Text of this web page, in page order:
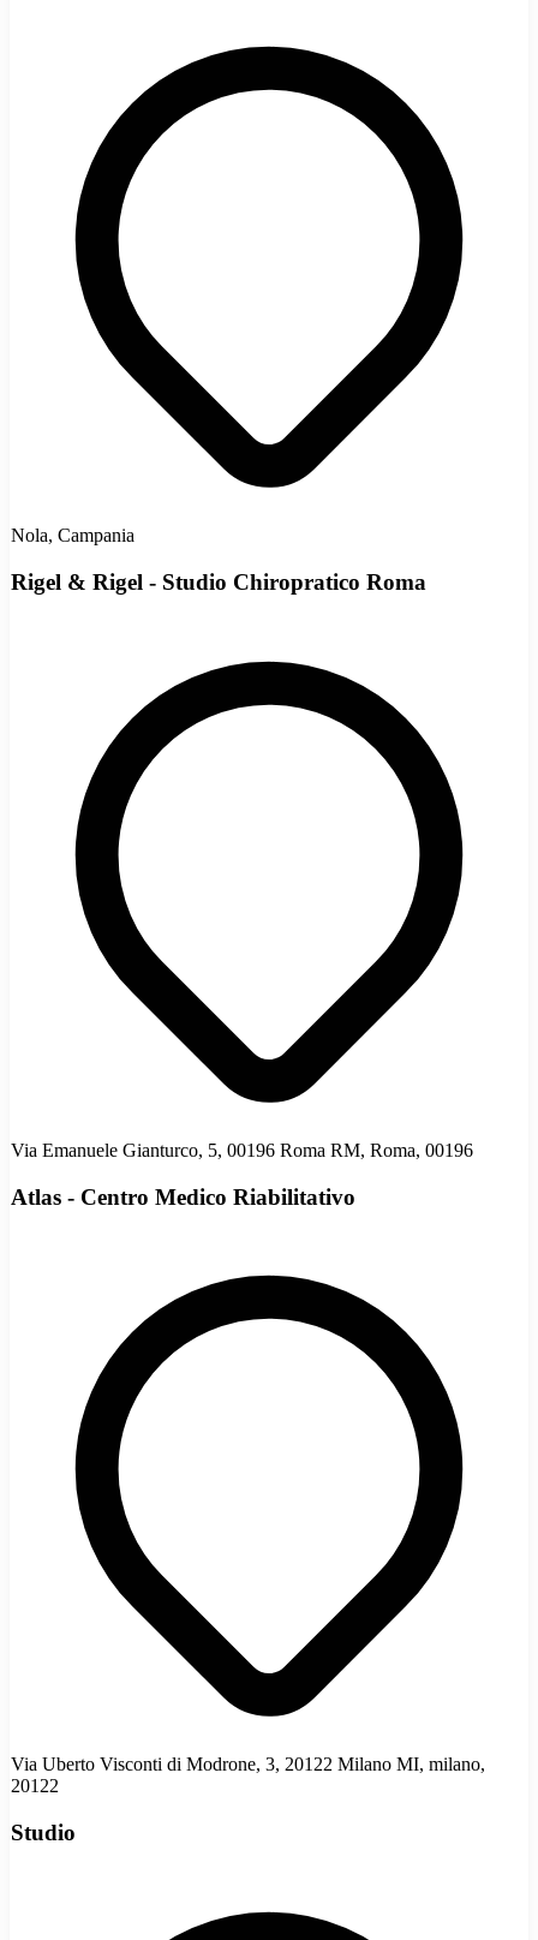
Nola, Campania
Rigel & Rigel - Studio Chiropratico Roma
Via Emanuele Gianturco, 5, 00196 Roma RM, Roma, 00196
Atlas - Centro Medico Riabilitativo
Via Uberto Visconti di Modrone, 3, 20122 Milano MI, milano,
20122
Studio